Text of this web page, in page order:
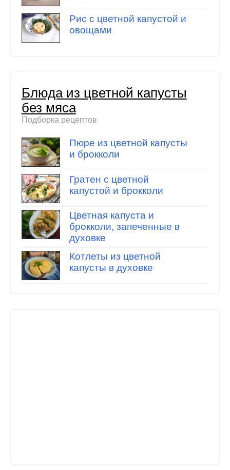
Рис с цветной капустой и
овощами
Блюда из цветной капусты
без мяса
Подборка рецептов
Пюре из цветной капусты
и брокколи
Гратен с цветной
капустой и брокколи
Цветная капуста и
брокколи, запеченные в
духовке
Котлеты из цветной
капусты в духовке